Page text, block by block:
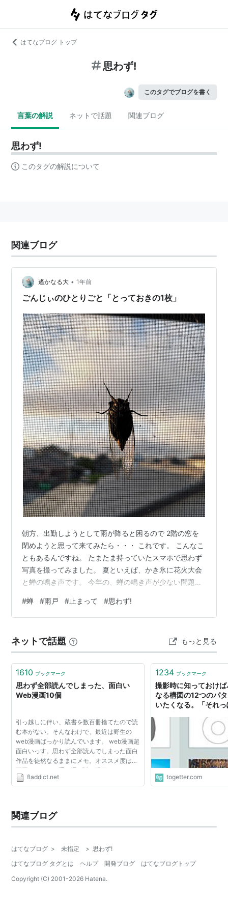
はてなブログ トップ
思わず!
このタグでブログを書く
言葉の解説 ネットで話題 関連ブログ
思わず!
このタグの解説について
関連ブログ
遙かなる大 • 1年前
ごんじぃのひとりごと「とっておきの1枚」
朝方、出勤しようとして雨が降ると困るので 2階の窓を
閉めようと思って来てみたら・・・ これです。 こんなこ
ともあるんですね。 たまたま持っていたスマホで思わず
写真を撮ってみました。 夏といえば、かき氷に花火大会
と蝉の鳴き声です。 今年の、蝉の鳴き声が少ない問題と
ってきているなど、 こんな事象をみていると気候変動が
現実味を帯びてきました。 さて、私は時間がないのに こ
日も暑い日になりそうだと 憂うつな気持ちに
#蝉 #雨戸 #止まって #思わず!
ネットで話題 もっと見る
1610 ブックマーク
思わず全部読んでしまった、面白い
Web漫画10個
引っ越しに伴い、蔵書を数百冊捨てたので読
む本がない。そんなわけで、最近は野生の
web漫画ばっかり読んでいます。 web漫画超
面白いっす。思わず全部読んでしまった面白
作品を徒然なるままにメモ。オススメ度は順
不同。どれも下手な週刊誌の漫画よりオモロ
いです。 1: ７と嘘吐きオンライン まずは取
fladdict.net
1234 ブックマーク
撮影時に知っておけ
なる構図の12つのパ
いたくなる。「それ
ウト」も
togetter.com
関連ブログ
はてなブログ > 未指定 > 思わず!
はてなブログ タグとは
ヘルプ 開発ブログ
はてなブログトップ
Copyright (C) 2001-2026 Hatena.